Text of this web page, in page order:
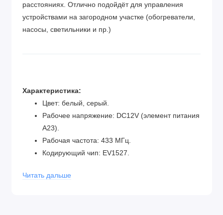
расстояниях. Отлично подойдёт для управления
устройствами на загородном участке (обогреватели,
насосы, светильники и пр.)
Характеристика:
Цвет: белый, серый.
Рабочее напряжение: DC12V (элемент питания
А23).
Рабочая частота: 433 МГц.
Кодирующий чип: EV1527.
Размер: 92x40x15 мм.
Читать дальше